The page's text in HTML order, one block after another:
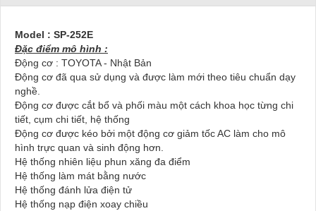
Model : SP-252E
Đặc điểm mô hình :
Động cơ : TOYOTA - Nhật Bản
Động cơ đã qua sử dụng và được làm mới theo tiêu chuẩn dạy
nghề.
Động cơ được cắt bổ và phối màu một cách khoa học từng chi
tiết, cụm chi tiết, hệ thống
Động cơ được kéo bởi một động cơ giảm tốc AC làm cho mô
hình trực quan và sinh động hơn.
Hệ thống nhiên liệu phun xăng đa điểm
Hệ thống làm mát bằng nước
Hệ thống đánh lửa điện tử
Hệ thống nạp điện xoay chiều